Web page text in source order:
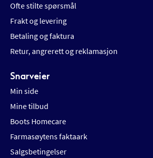
Ofte stilte spørsmål
Frakt og levering
Betaling og faktura
Retur, angrerett og reklamasjon
Snarveier
Min side
Mine tilbud
Boots Homecare
Farmasøytens faktaark
Salgsbetingelser